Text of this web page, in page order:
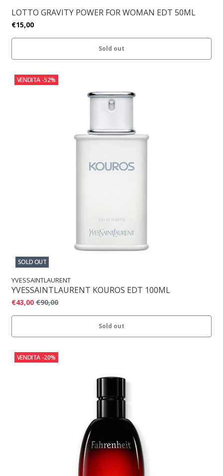
LOTTO GRAVITY POWER FOR WOMAN EDT 50ML
€15,00
Sold out
VENDITA -52%
SOLD OUT
YVESSAINTLAURENT
YVESSAINTLAURENT KOUROS EDT 100ML
€43,00 €90,00
Sold out
VENDITA -20%